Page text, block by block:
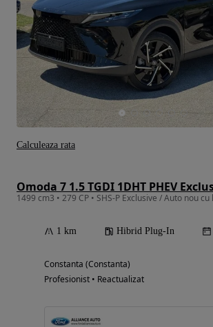
Omoda 7 1.5 TGDI 1DHT PHEV
1 km Hibrid Plug-In
Constanta (Constanta)
Profesionist • Reactualizat
Calculeaza rata